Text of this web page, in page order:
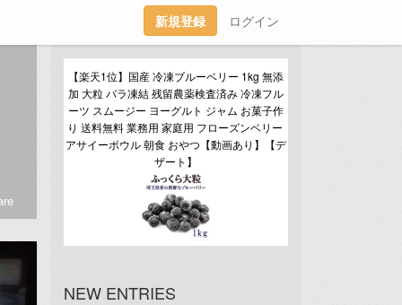
新規登録 ログイン
【楽天1位】国産 冷凍ブルーベリー 1kg 無添
加 大粒 バラ凍結 残留農薬検査済み 冷凍フル
ーツ スムージー ヨーグルト ジャム お菓子作
り 送料無料 業務用 家庭用 フローズンベリー
アサイーボウル 朝食 おやつ【動画あり】【デ
ザート】
NEW ENTRIES